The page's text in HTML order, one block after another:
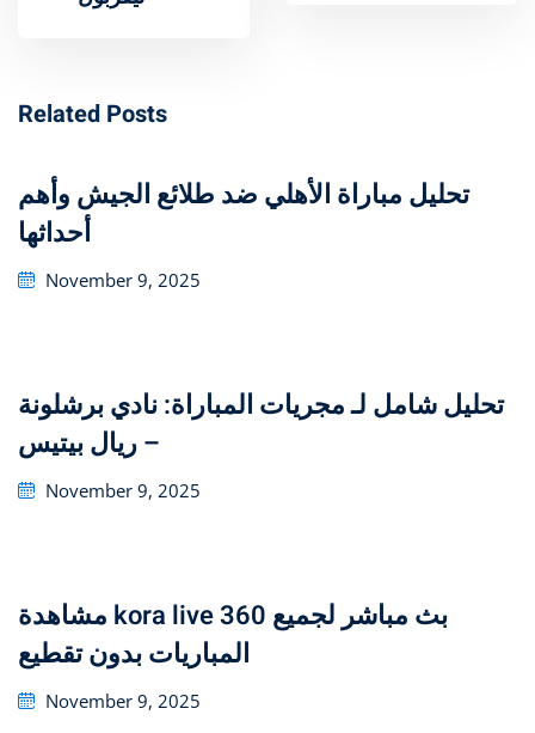
Related Posts
تحليل مباراة الأهلي ضد طلائع الجيش وأهم
أحداثها
Posted
November 9, 2025
تحليل شامل لـ مجريات المباراة: نادي برشلونة
– ريال بيتيس
Posted
November 9, 2025
مشاهدة kora live 360 بث مباشر لجميع
المباريات بدون تقطيع
Posted
November 9, 2025